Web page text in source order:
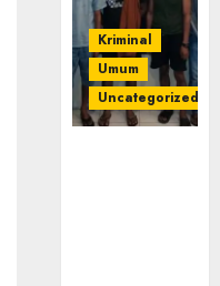
Kriminal
Umum
Uncategorized